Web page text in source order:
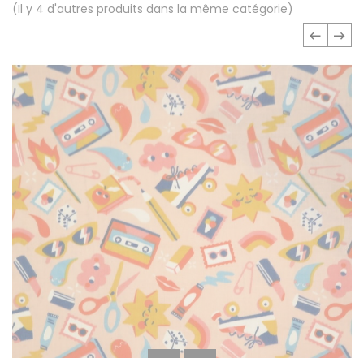
(Il y 4 d'autres produits dans la même catégorie)